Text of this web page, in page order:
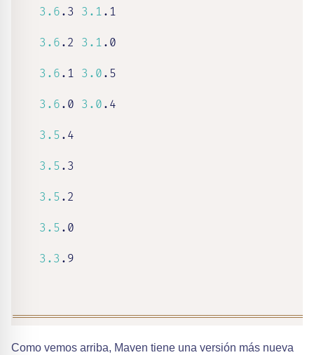
3.6 .3 3.1 .1
3.6 .2 3.1 .0
3.6 .1 3.0 .5
3.6 .0 3.0 .4
3.5 .4
3.5 .3
3.5 .2
3.5 .0
3.3 .9
==========================================
Como vemos arriba, Maven tiene una versión más nueva